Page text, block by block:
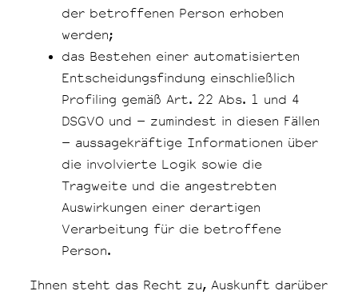
der betroffenen Person erhoben
werden;
das Bestehen einer automatisierten
Entscheidungsfindung einschließlich
Profiling gemäß Art. 22 Abs. 1 und 4
DSGVO und – zumindest in diesen Fällen
– aussagekräftige Informationen über
die involvierte Logik sowie die
Tragweite und die angestrebten
Auswirkungen einer derartigen
Verarbeitung für die betroffene
Person.
Ihnen steht das Recht zu, Auskunft darüber